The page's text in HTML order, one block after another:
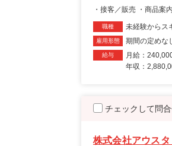
・接客／販売 ・商品案
職種 未経験からス
雇用形態 期間の定めな
給与
月給：
年収：
チェックして問
株式会社アウス